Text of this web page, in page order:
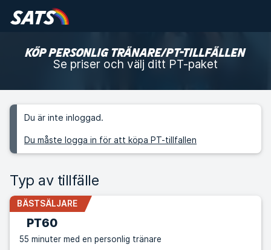
KÖP PERSONLIG TRÄNARE/PT-TILLFÄLLEN
Se priser och välj ditt PT-paket
Du är inte inloggad.
Du måste logga in för att köpa PT-tillfallen
Typ av tillfälle
PT60
BÄSTSÄLJARE
55 minuter med en personlig tränare